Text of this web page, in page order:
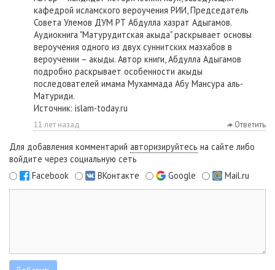
кафедрой исламского вероучения РИИ, Председатель
Совета Улемов ДУМ РТ Абдулла хазрат Адыгамов.
Аудиокнига "Матурудитская акыда" раскрывает основы
вероучения одного из двух суннитских мазхабов в
вероучении – акыды. Автор книги, Абдулла Адыгамов
подробно раскрывает особенности акыды
последователей имама Мухаммада Абу Мансура аль-
Матуриди.
Источник: islam-today.ru
11 лет назад Ответить
Для добавления комментарий авторизируйтесь на сайте либо
войдите через социальную сеть
Facebook
ВКонтакте Google Mail.ru